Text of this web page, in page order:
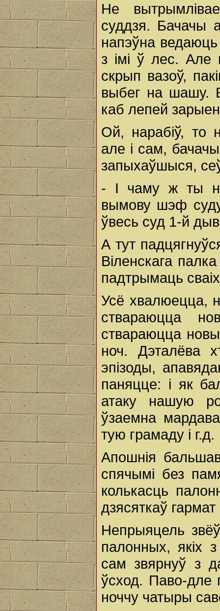
Не
суддзя. Бачачы
напэўна
з імі ў лес. Але
скрып вазоў,
выбег на шашу.
каб лепей
Ой, нарабіў, то
але і сам,
запыхаўшыся,
- І чаму ж ты не
вымову шэф
ўвесь суд 1-й
А тут
Віленскага
падтрымаць
Усё хвалюецца,
ствараюцца
ствараюцца
ноч. Дэталёва
эпізоды,
паняцце: і як
атаку нашую
ўзаемна
тую грамаду і г.д.
Апошнія
спячымі без
колькасць
дзясяткаў
Непрыяцель
палонных, якіх
сам звярнуў з
ўсход. Паво-дле
ноччу чатыры